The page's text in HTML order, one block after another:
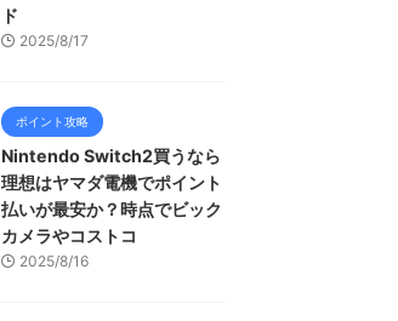
ド
2025/8/17
ポイント攻略
Nintendo Switch2買うなら
理想はヤマダ電機でポイント
払いが最安か？時点でビック
カメラやコストコ
2025/8/16